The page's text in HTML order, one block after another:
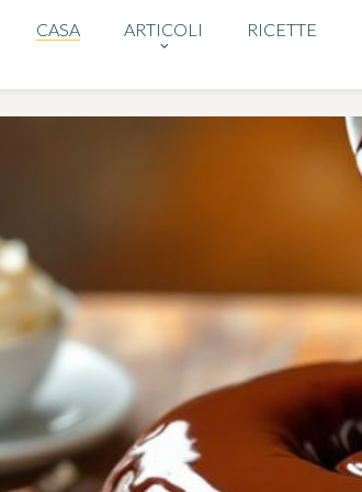
CASA ARTICOLI RICETTE